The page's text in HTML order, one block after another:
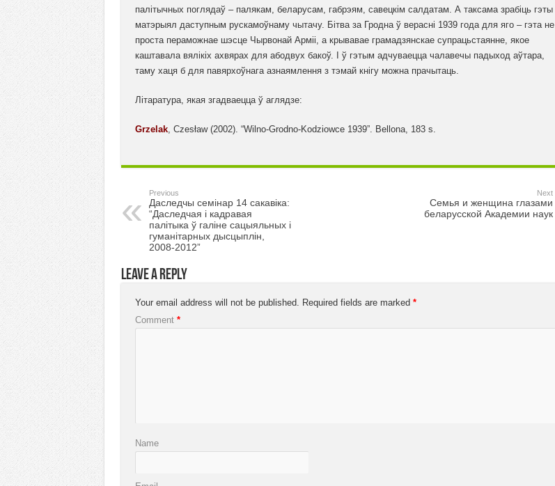
палітычных поглядаў – палякам, беларусам, габрэям, савецкім салдатам. А таксама зрабіць гэты
матэрыял даступным рускамоўнаму чытачу. Бітва за Гродна ў верасні 1939 года для яго – гэта не
проста пераможнае шэсце Чырвонай Арміі, а крывавае грамадзянскае супрацьстаянне, якое
каштавала вялікіх ахвярах для абодвух бакоў. І ў гэтым адчуваецца чалавечы падыход аўтара,
таму хаця б для павярхоўнага азнаямлення з тэмай кнігу можна прачытаць.
Літаратура, якая згадваецца ў аглядзе:
Grzelak, Czesław (2002). “Wilno-Grodno-Kodziowce 1939”. Bellona, 183 s.
Previous
Даследчы семінар 14 сакавіка:
“Даследчая і кадравая
палітыка ў галіне сацыяльных і
гуманітарных дысцыплін,
2008-2012”
Next
Семья и женщина глазами
беларусской Академии наук
Leave a Reply
Your email address will not be published. Required fields are marked *
Comment *
Name